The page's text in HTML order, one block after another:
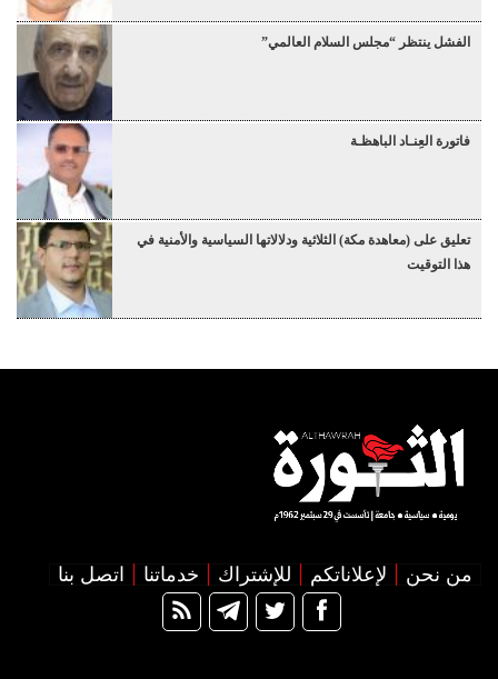
الفشل ينتظر “مجلس السلام العالمي”
فاتورة العِنـاد الباهظـة
تعليق على (معاهدة مكة) الثلاثية ودلالاتها السياسية والأمنية في
هذا التوقيت
من نحن لإعلاناتكم للإشتراك خدماتنا اتصل بنا